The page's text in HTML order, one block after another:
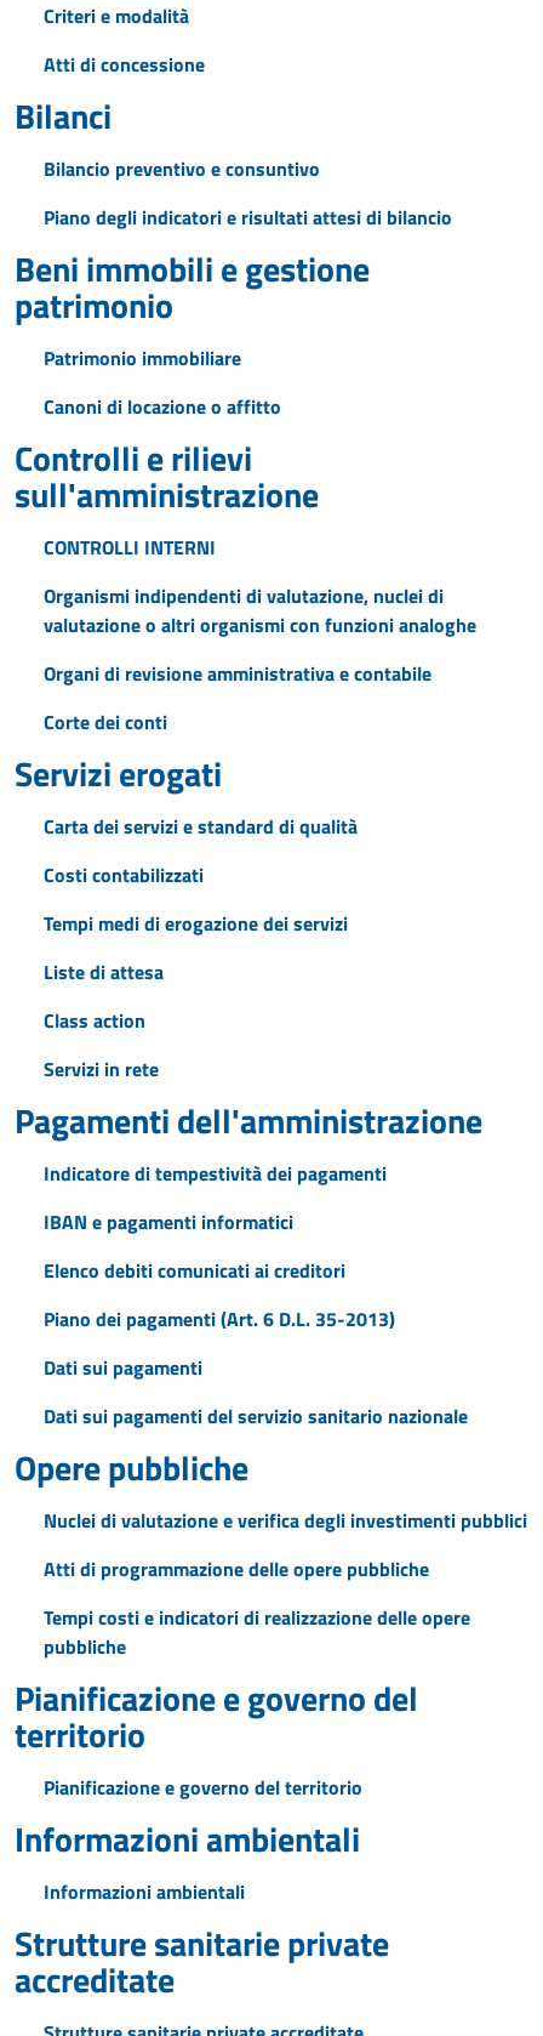
Criteri e modalità
Atti di concessione
Bilanci
Bilancio preventivo e consuntivo
Piano degli indicatori e risultati attesi di bilancio
Beni immobili e gestione
patrimonio
Patrimonio immobiliare
Canoni di locazione o affitto
Controlli e rilievi
sull'amministrazione
CONTROLLI INTERNI
Organismi indipendenti di valutazione, nuclei di
valutazione o altri organismi con funzioni analoghe
Organi di revisione amministrativa e contabile
Corte dei conti
Servizi erogati
Carta dei servizi e standard di qualità
Costi contabilizzati
Tempi medi di erogazione dei servizi
Liste di attesa
Class action
Servizi in rete
Pagamenti dell'amministrazione
Indicatore di tempestività dei pagamenti
IBAN e pagamenti informatici
Elenco debiti comunicati ai creditori
Piano dei pagamenti (Art. 6 D.L. 35-2013)
Dati sui pagamenti
Dati sui pagamenti del servizio sanitario nazionale
Opere pubbliche
Nuclei di valutazione e verifica degli investimenti pubblici
Atti di programmazione delle opere pubbliche
Tempi costi e indicatori di realizzazione delle opere
pubbliche
Pianificazione e governo del
territorio
Pianificazione e governo del territorio
Informazioni ambientali
Informazioni ambientali
Strutture sanitarie private
accreditate